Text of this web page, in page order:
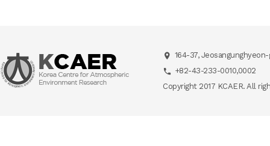
164-37,
+82-43-233-0010,0002
Copyright 2017 KCAER. All